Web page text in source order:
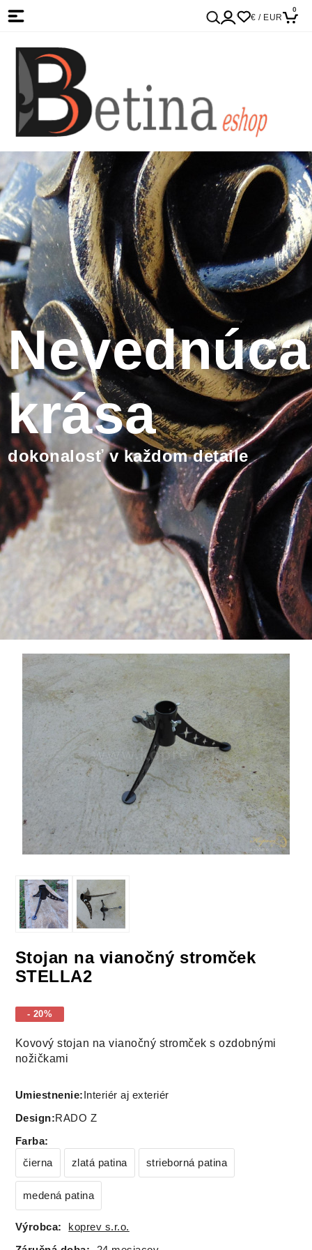
€ / EUR
0
Nevednúca
krása
dokonalosť v každom detaile
Stojan na vianočný stromček
STELLA2
- 20%
Kovový stojan na vianočný stromček s ozdobnými
nožičkami
Umiestnenie: Interiér aj exteriér
Design:RADO Z
Farba:
čierna
zlatá patina strieborná patina
medená patina
Výrobca: koprev s.r.o.